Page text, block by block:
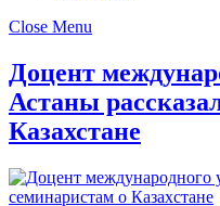
Close Menu
Доцент
Астаны
Казахстане